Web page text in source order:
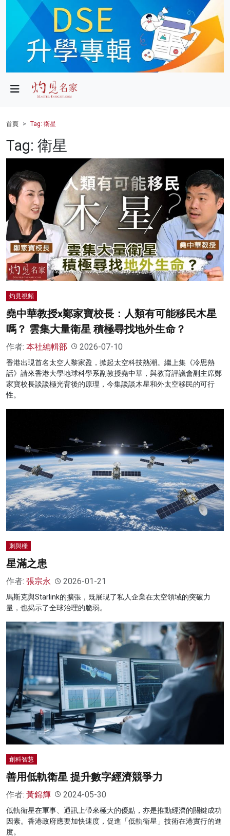
政局
財經
健康
商業
科技
影片
名家榜
灼見活動
首頁 Tag: 衛星
Tag: 衛星
灼見視頻
堯中華教授x鄭家寶校長：人類有可能移民木星
嗎？ 雲集大量衛星 積極尋找地外生命？
作者: 本社編輯部 2026-07-10
香港出現首名太空人黎家盈，掀起太空科技熱潮。繼上集《冷思熱
話》請來香港大學地球科學系副教授堯中華，與教育評議會副主席鄭
家寶校長談談極光背後的原理，今集談談木星和外太空移民的可行
性。
刺與樑
星滿之患
作者: 張宗永 2026-01-21
馬斯克與Starlink的擴張，既展現了私人企業在太空領域的突破力
量，也揭示了全球治理的脆弱。
創科智慧
善用低軌衛星 提升數字經濟競爭力
作者: 黃錦輝 2024-05-30
低軌衛星在軍事、通訊上帶來極大的優點，亦是推動經濟的關鍵成功
因素。香港政府應要加快速度，促進「低軌衛星」技術在港實行的進
度。